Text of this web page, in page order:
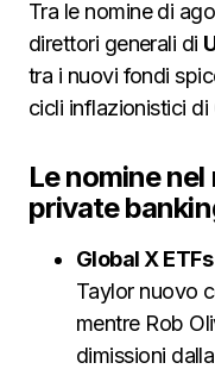
Tra le nomine di
direttori generali di
tra i nuovi fondi
cicli inflazionistici di
Le nomine
private
Global X
Taylor nuovo
mentre Rob
dimissioni